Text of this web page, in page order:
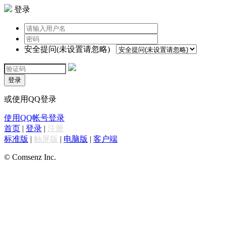
登录
安全提问(未设置请忽略)
登录
或使用QQ登录
使用QQ帐号登录
首页 | 登录 | 注册
标准版 | 触屏版 | 电脑版 | 客户端
© Comsenz Inc.